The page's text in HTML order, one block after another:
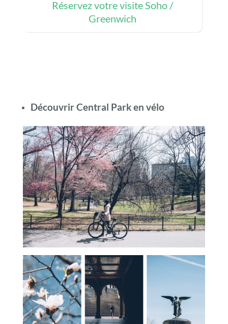
Réservez votre visite Soho /
Greenwich
Découvrir Central Park en vélo